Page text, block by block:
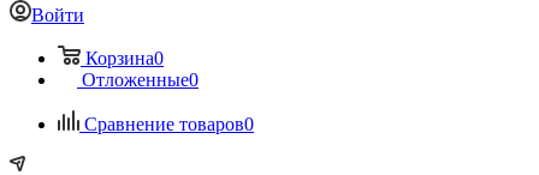
Войти
Корзина0
Отложенные0
Сравнение товаров0